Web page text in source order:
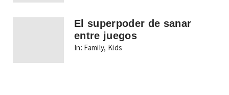
El superpoder de sanar
entre juegos
In: Family, Kids